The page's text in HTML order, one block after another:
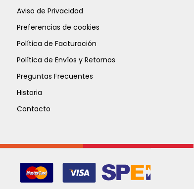
Aviso de Privacidad
Preferencias de cookies
Política de Facturación
Política de Envíos y Retornos
Preguntas Frecuentes
Historia
Contacto